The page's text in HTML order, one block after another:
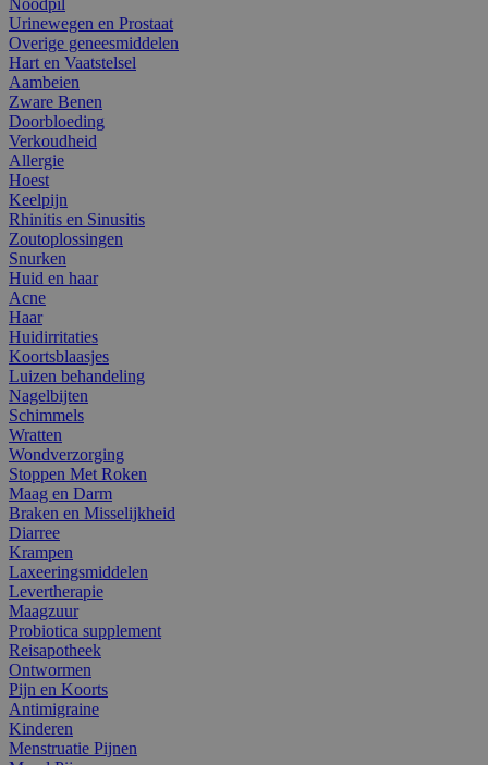
Urinewegen en Prostaat
Overige geneesmiddelen
Hart en Vaatstelsel
Aambeien
Zware Benen
Doorbloeding
Verkoudheid
Allergie
Hoest
Keelpijn
Rhinitis en Sinusitis
Zoutoplossingen
Snurken
Huid en haar
Acne
Haar
Huidirritaties
Koortsblaasjes
Luizen behandeling
Nagelbijten
Schimmels
Wratten
Wondverzorging
Stoppen Met Roken
Maag en Darm
Braken en Misselijkheid
Diarree
Krampen
Laxeeringsmiddelen
Levertherapie
Maagzuur
Probiotica supplement
Reisapotheek
Ontwormen
Pijn en Koorts
Antimigraine
Kinderen
Menstruatie Pijnen